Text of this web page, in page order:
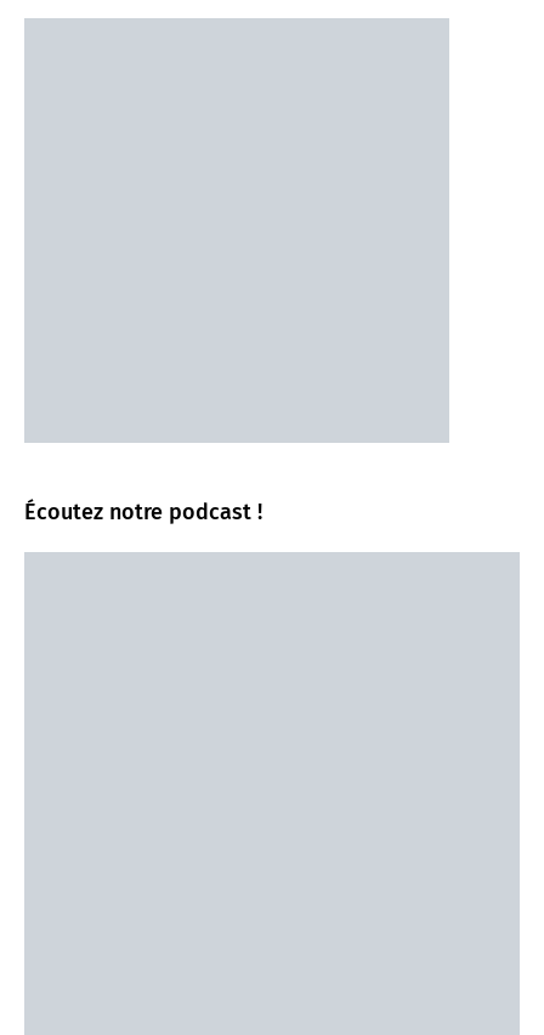
Écoutez notre podcast !